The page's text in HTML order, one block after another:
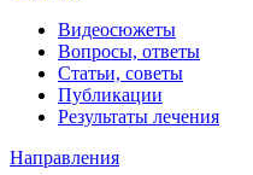
Видеосюжеты
Вопросы, ответы
Статьи, советы
Публикации
Результаты лечения
Направления